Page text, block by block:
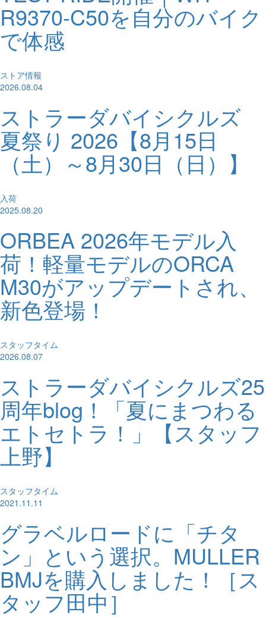
R9370-C50を自分のバイク
で体感
ストア情報
2026.08.04
ストラーダバイシクルズ
夏祭り 2026【8月15日
（土）～8月30日（日）】
入荷
2025.08.20
ORBEA 2026年モデル入
荷！軽量モデルのORCA
M30がアップデートされ、
新色登場！
スタッフタイム
2026.08.07
ストラーダバイシクルズ25
周年blog！「夏にまつわる
エトセトラ！」【スタッフ
上野】
スタッフタイム
2021.11.11
グラベルロードに「チタ
ン」という選択。MULLER
BMJを購入しました！［ス
タッフ田中］